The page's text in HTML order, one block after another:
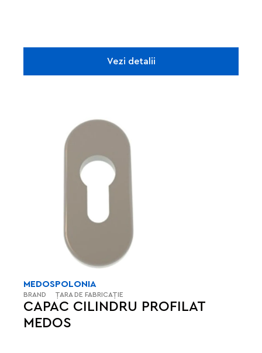
Vezi detalii
CAPAC CILINDRU PROFILAT
MEDOS
MEDOS
BRAND
POLONIA
ȚARA DE FABRICAȚIE